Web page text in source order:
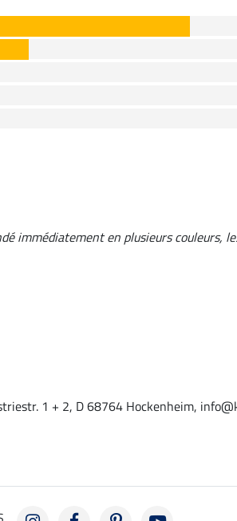
immédiatement en plusieurs couleurs,
1 + 2, D 68764 Hockenheim,